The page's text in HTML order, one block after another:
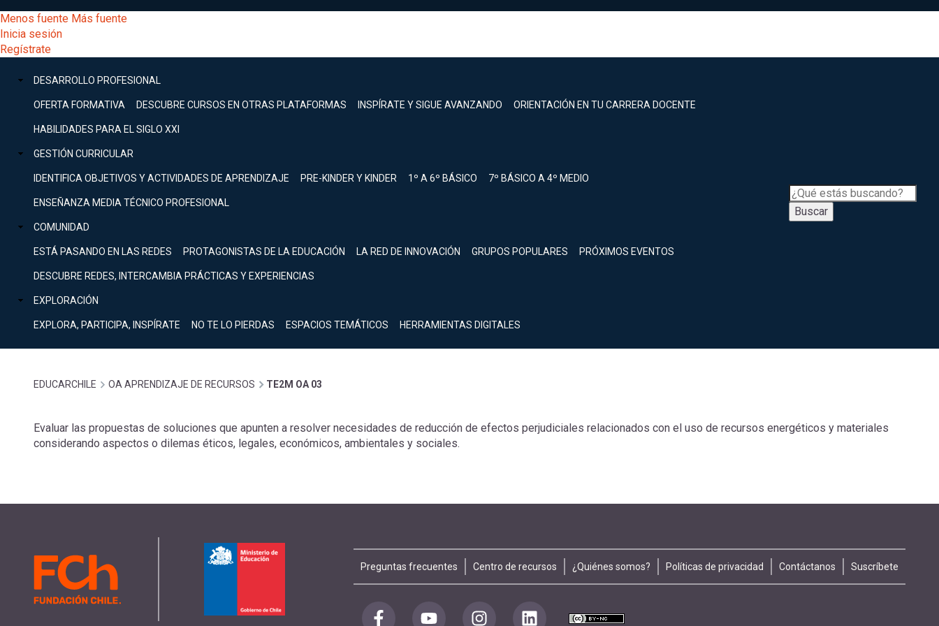
al
contenido
principal
[Educarchile
Escritorio]
Menú
entrar
mi
cuenta
Menos fuente Más fuente
Inicia sesión
Regístrate
Menú
principal
DESARROLLO PROFESIONAL
OFERTA FORMATIVA DESCUBRE CURSOS EN OTRAS PLATAFORMAS INSPÍRATE Y SIGUE AVANZANDO ORIENTACIÓN EN TU CARRERA DOCENTE
HABILIDADES PARA EL SIGLO XXI
GESTIÓN CURRICULAR
IDENTIFICA OBJETIVOS Y ACTIVIDADES DE APRENDIZAJE PRE-KINDER Y KINDER 1º A 6º BÁSICO 7º BÁSICO A 4º MEDIO
ENSEÑANZA MEDIA TÉCNICO PROFESIONAL
COMUNIDAD
ESTÁ PASANDO EN LAS REDES PROTAGONISTAS DE LA EDUCACIÓN LA RED DE INNOVACIÓN GRUPOS POPULARES PRÓXIMOS EVENTOS
DESCUBRE REDES, INTERCAMBIA PRÁCTICAS Y EXPERIENCIAS
EXPLORACIÓN
EXPLORA, PARTICIPA, INSPÍRATE NO TE LO PIERDAS ESPACIOS TEMÁTICOS HERRAMIENTAS DIGITALES
Buscar
Buscar
Menú
principal
DESARROLLO
Expand
GESTIÓN
Expand
COMUNIDAD
Expand
EXPLORACIÓN
[Educarchile
Mobile]
Menú
mi
Inicia
Sobrescribir
enlaces
a
la
EDUCARCHILE OA APRENDIZAJE DE RECURSOS TE2M OA 03
Evaluar las propuestas de soluciones que apunten a resolver necesidades de reducción de efectos perjudiciales relacionados con el uso de recursos energéticos y materiales
considerando aspectos o dilemas éticos, legales, económicos, ambientales y sociales.
Footer
menu
Preguntas frecuentes Centro de recursos ¿Quiénes somos? Políticas de privacidad Contáctanos Suscríbete
Inicia sesión.